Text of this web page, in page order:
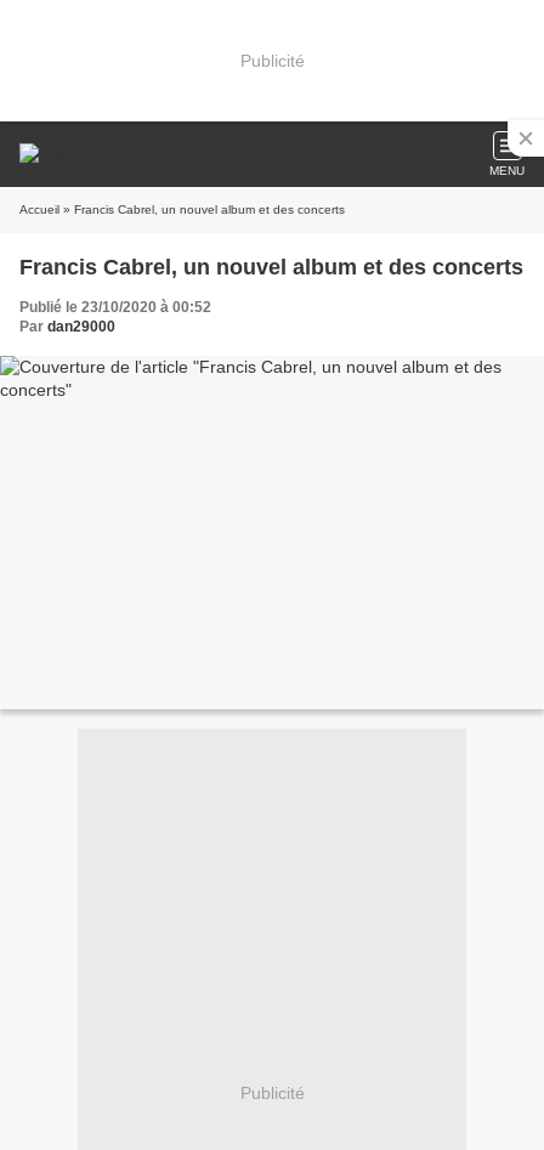
Publicité
MENU
Accueil » Francis Cabrel, un nouvel album et des concerts
Francis Cabrel, un nouvel album et des concerts
Publié le 23/10/2020 à 00:52
Par dan29000
Publicité